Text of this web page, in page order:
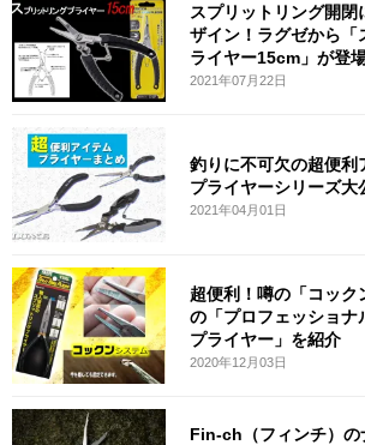
スプリットリング開
ザイン！ラグゼから「
ライヤー15cm」が登場
2021年07月22日
釣りに不可欠の超便利
プライヤーシリーズ大
2021年04月01日
超便利！噂の「コック
の「プロフェッショナ
プライヤー」を紹介
2020年12月03日
Fin-ch（フィンチ）の